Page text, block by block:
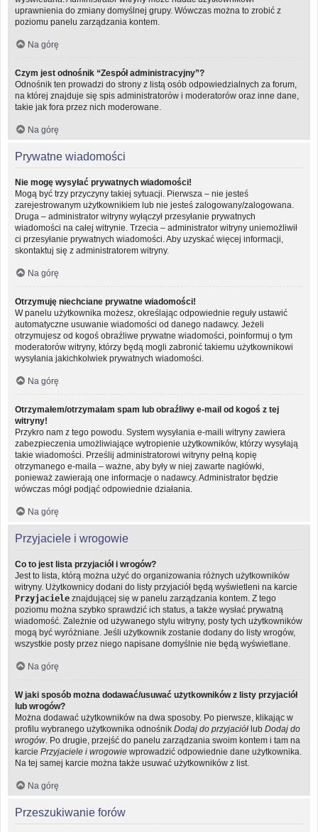
uprawnienia do zmiany domyślnej grupy. Wówczas można to zrobić z
poziomu panelu zarządzania kontem.
Na górę
Czym jest odnośnik “Zespół administracyjny”?
Odnośnik ten prowadzi do strony z listą osób odpowiedzialnych za forum,
na której znajduje się spis administratorów i moderatorów oraz inne dane,
takie jak fora przez nich moderowane.
Na górę
Prywatne wiadomości
Nie mogę wysyłać prywatnych wiadomości!
Mogą być trzy przyczyny takiej sytuacji. Pierwsza – nie jesteś
zarejestrowanym użytkownikiem lub nie jesteś zalogowany/zalogowana.
Druga – administrator witryny wyłączył przesyłanie prywatnych
wiadomości na całej witrynie. Trzecia – administrator witryny uniemożliwił
ci przesyłanie prywatnych wiadomości. Aby uzyskać więcej informacji,
skontaktuj się z administratorem witryny.
Na górę
Otrzymuję niechciane prywatne wiadomości!
W panelu użytkownika możesz, określając odpowiednie reguły ustawić
automatyczne usuwanie wiadomości od danego nadawcy. Jeżeli
otrzymujesz od kogoś obraźliwe prywatne wiadomości, poinformuj o tym
moderatorów witryny, którzy będą mogli zabronić takiemu użytkownikowi
wysyłania jakichkolwiek prywatnych wiadomości.
Na górę
Otrzymałem/otrzymałam spam lub obraźliwy e-mail od kogoś z tej
witryny!
Przykro nam z tego powodu. System wysyłania e-maili witryny zawiera
zabezpieczenia umożliwiające wytropienie użytkowników, którzy wysyłają
takie wiadomości. Prześlij administratorowi witryny pełną kopię
otrzymanego e-maila – ważne, aby były w niej zawarte nagłówki,
ponieważ zawierają one informacje o nadawcy. Administrator będzie
wówczas mógł podjąć odpowiednie działania.
Na górę
Przyjaciele i wrogowie
Co to jest lista przyjaciół i wrogów?
Jest to lista, którą można użyć do organizowania różnych użytkowników
witryny. Użytkownicy dodani do listy przyjaciół będą wyświetleni na karcie
Przyjaciele znajdującej się w panelu zarządzania kontem. Z tego
poziomu można szybko sprawdzić ich status, a także wysłać prywatną
wiadomość. Zależnie od używanego stylu witryny, posty tych użytkowników
mogą być wyróżniane. Jeśli użytkownik zostanie dodany do listy wrogów,
wszystkie posty przez niego napisane domyślnie nie będą wyświetlane.
Na górę
W jaki sposób można dodawać/usuwać użytkowników z listy przyjaciół
lub wrogów?
Można dodawać użytkowników na dwa sposoby. Po pierwsze, klikając w
profilu wybranego użytkownika odnośnik Dodaj do przyjaciół lub Dodaj do
wrogów . Po drugie, przejść do panelu zarządzania swoim kontem i tam na
karcie Przyjaciele i wrogowie wprowadzić odpowiednie dane użytkownika.
Na tej samej karcie można także usuwać użytkowników z list.
Na górę
Przeszukiwanie forów